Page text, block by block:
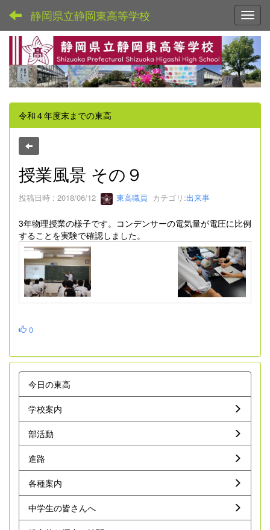
静岡県立静岡東高等学校
令和４年度末までの東高
授業風景 その９
投稿日時 : 2018/06/12 東高職員 カテゴリ:出来事
3年物理授業の様子です。コンデンサーの電気量が電圧に比例
することを実験で確認しました。
0
今日の東高
学校案内
部活動
進路
各種案内
中学生の皆さんへ